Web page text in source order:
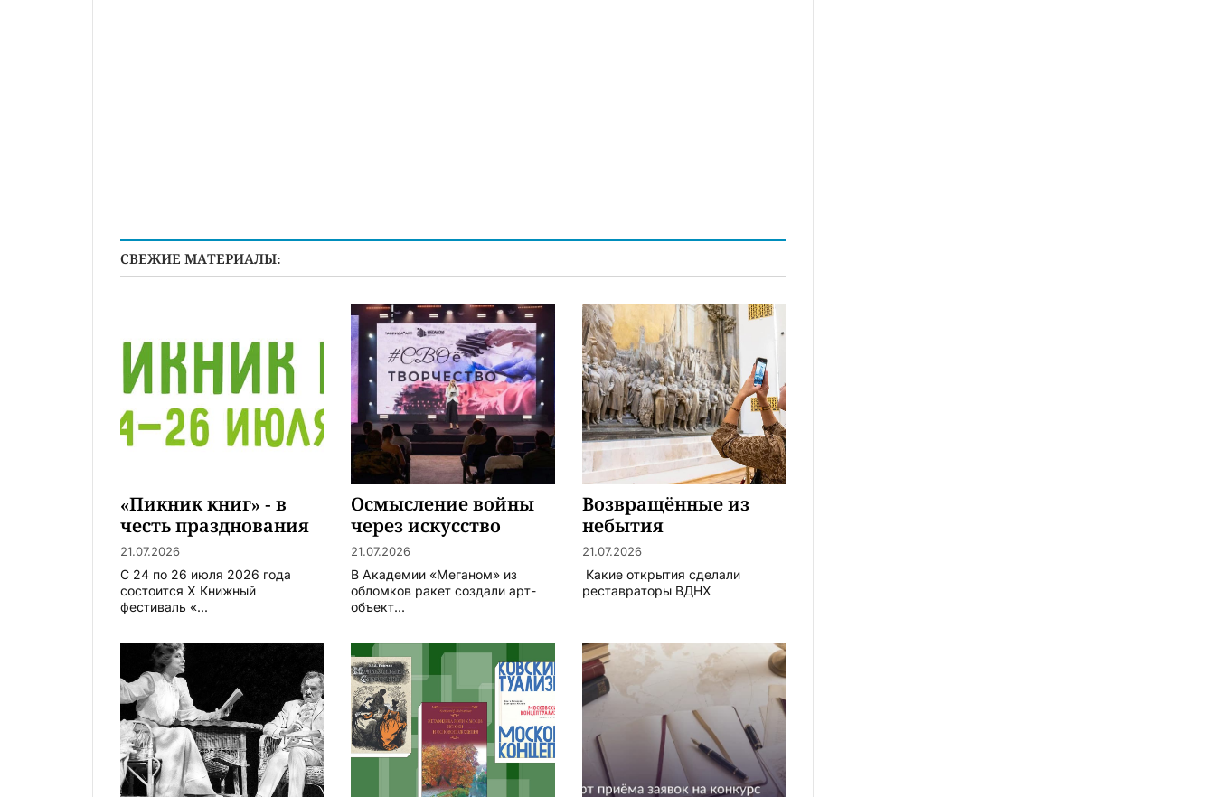
СВЕЖИЕ МАТЕРИАЛЫ:
«Пикник книг» - в
честь празднования
440-летия Тюмени
21.07.2026
С 24 по 26 июля 2026 года
состоится X Книжный
фестиваль «...
Осмысление войны
через искусство
21.07.2026
В Академии «Меганом» из
обломков ракет создали арт-
объект...
Возвращённые из
небытия
21.07.2026
Какие открытия сделали
реставраторы ВДНХ